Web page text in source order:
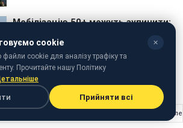
должны ценить природу": Супрун убедила
cookie ✕
cookie для аналізу трафіку та
Прочитайте нашу Політику
Прийняти всі